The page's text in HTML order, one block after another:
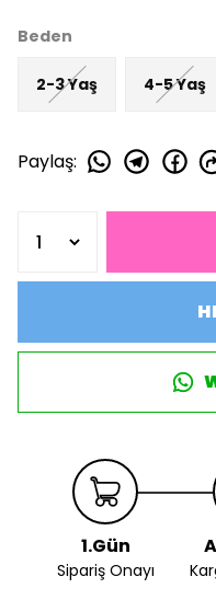
Beden
2-3 Yaş 4-5 Yaş
Paylaş:
1.Gün
Sipariş Onayı